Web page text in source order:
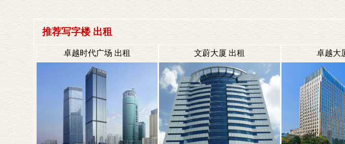
推荐写字楼 出租
卓越时代广场 出租 文蔚大厦 出租 卓越大